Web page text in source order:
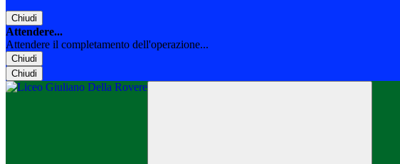
Chiudi
Attendere...
Attendere il completamento dell'operazione...
Chiudi
Chiudi